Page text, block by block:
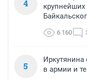
4
6 160
5
в армии и